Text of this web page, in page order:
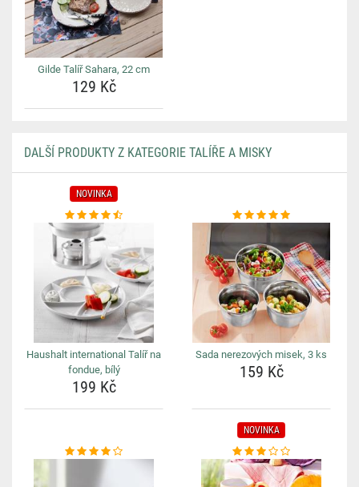
Gilde Talíř Sahara, 22 cm
129 Kč
DALŠÍ PRODUKTY Z KATEGORIE TALÍŘE A MISKY
NOVINKA
Haushalt international Talíř na
fondue, bílý
199 Kč
Sada nerezových misek, 3 ks
159 Kč
NOVINKA